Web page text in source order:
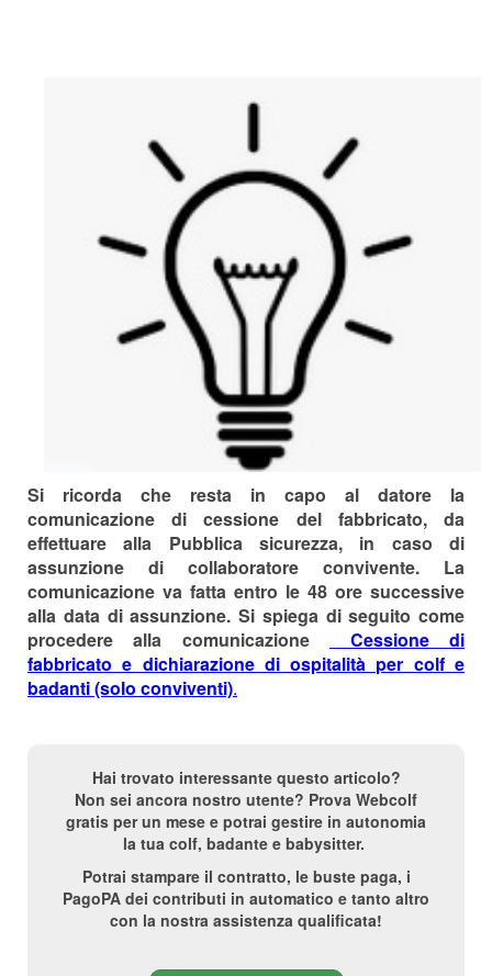
Si ricorda che resta in capo al datore la
comunicazione di cessione del fabbricato, da
effettuare alla Pubblica sicurezza, in caso di
assunzione di collaboratore convivente. La
comunicazione va fatta entro le 48 ore successive
alla data di assunzione. Si spiega di seguito come
procedere alla comunicazione
Cessione di
fabbricato e dichiarazione di ospitalità per colf e
badanti (solo conviventi).
Hai trovato interessante questo articolo?
Non sei ancora nostro utente? Prova Webcolf
gratis per un mese e potrai gestire in autonomia
la tua colf, badante e babysitter.
Potrai stampare il contratto, le buste paga, i
PagoPA dei contributi in automatico e tanto altro
con la nostra assistenza qualificata!